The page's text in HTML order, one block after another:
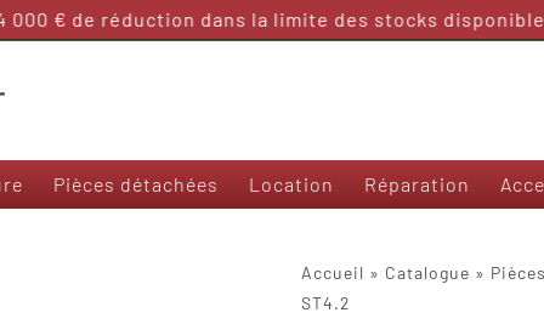
000 € de réduction dans la limite des stocks
Nos modèles 50 et sans permis
Pièces détachées Location Réparation
Accueil » Catalogue »
ST4.2